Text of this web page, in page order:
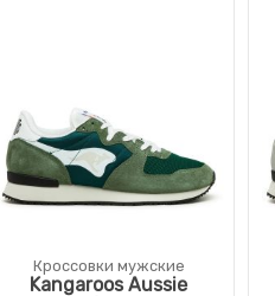
Кроссовки мужские
Kangaroos Aussie